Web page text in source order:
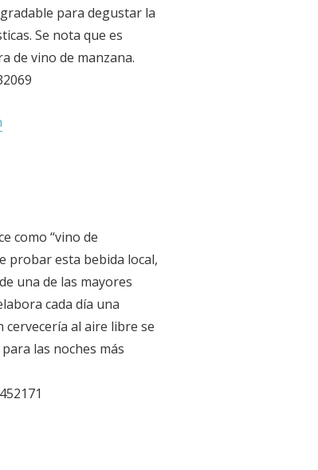
para degustar la
Se nota que es
de vino de manzana.
como “vino de
probar esta bebida local,
una de las mayores
cada día una
al aire libre se
las noches más